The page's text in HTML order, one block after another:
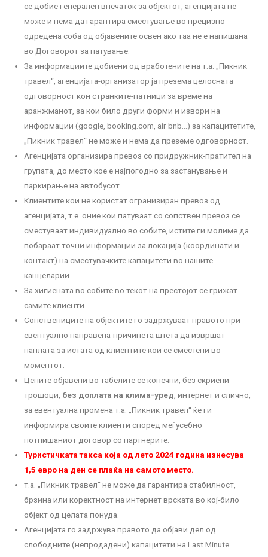
се добие генерален впечаток за објектот, агенцијата не
може и нема да гарантира сместување во прецизно
одредена соба од објавените освен ако таа не е напишана
во Договорот за патување.
За информациите добиени од вработените на т.а. „Пикник
травел“, агенцијата-организатор ја презема целосната
одговорност кон странките-патници за време на
аранжманот, за кои било други форми и извори на
информации (google, booking.com, air bnb…) за капацитетите,
„Пикник травел“ не може и нема да преземе одговорност.
Агенцијата организира превоз со придружник-пратител на
групата, до место кое е најпогодно за застанување и
паркирање на автобусот.
Клиентите кои не користат огранизиран превоз од
агенцијата, т.е. оние кои патуваат со сопствен превоз се
сместуваат индивидуално во собите, истите ги молиме да
побараат точни информации за локација (координати и
контакт) на сместувачките капацитети во нашите
канцеларии.
За хигиената во собите во текот на престојот се грижат
самите клиенти.
Сопствениците на објектите го задржуваат правото при
евентуално направена-причинета штета да извршат
наплата за истата од клиентите кои се сместени во
моментот.
Цените објавени во табелите се конечни, без скриени
трошоци, без доплата на клима-уред , интернет и слично,
за евентуална промена т.а. „Пикник травел“ ќе ги
информира своите клиенти според меѓусебно
потпишаниот договор со партнерите.
Туристичката такса која од лето 2024 година изнесува
1,5 евро на ден се плаќа на самото место.
т.а. „Пикник травел“ не може да гарантира стабилност,
брзина или коректност на интернет врската во кој-било
објект од целата понуда.
Агенцијата го задржува правото да објави дел од
слободните (непродадени) капацитети на Last Minute